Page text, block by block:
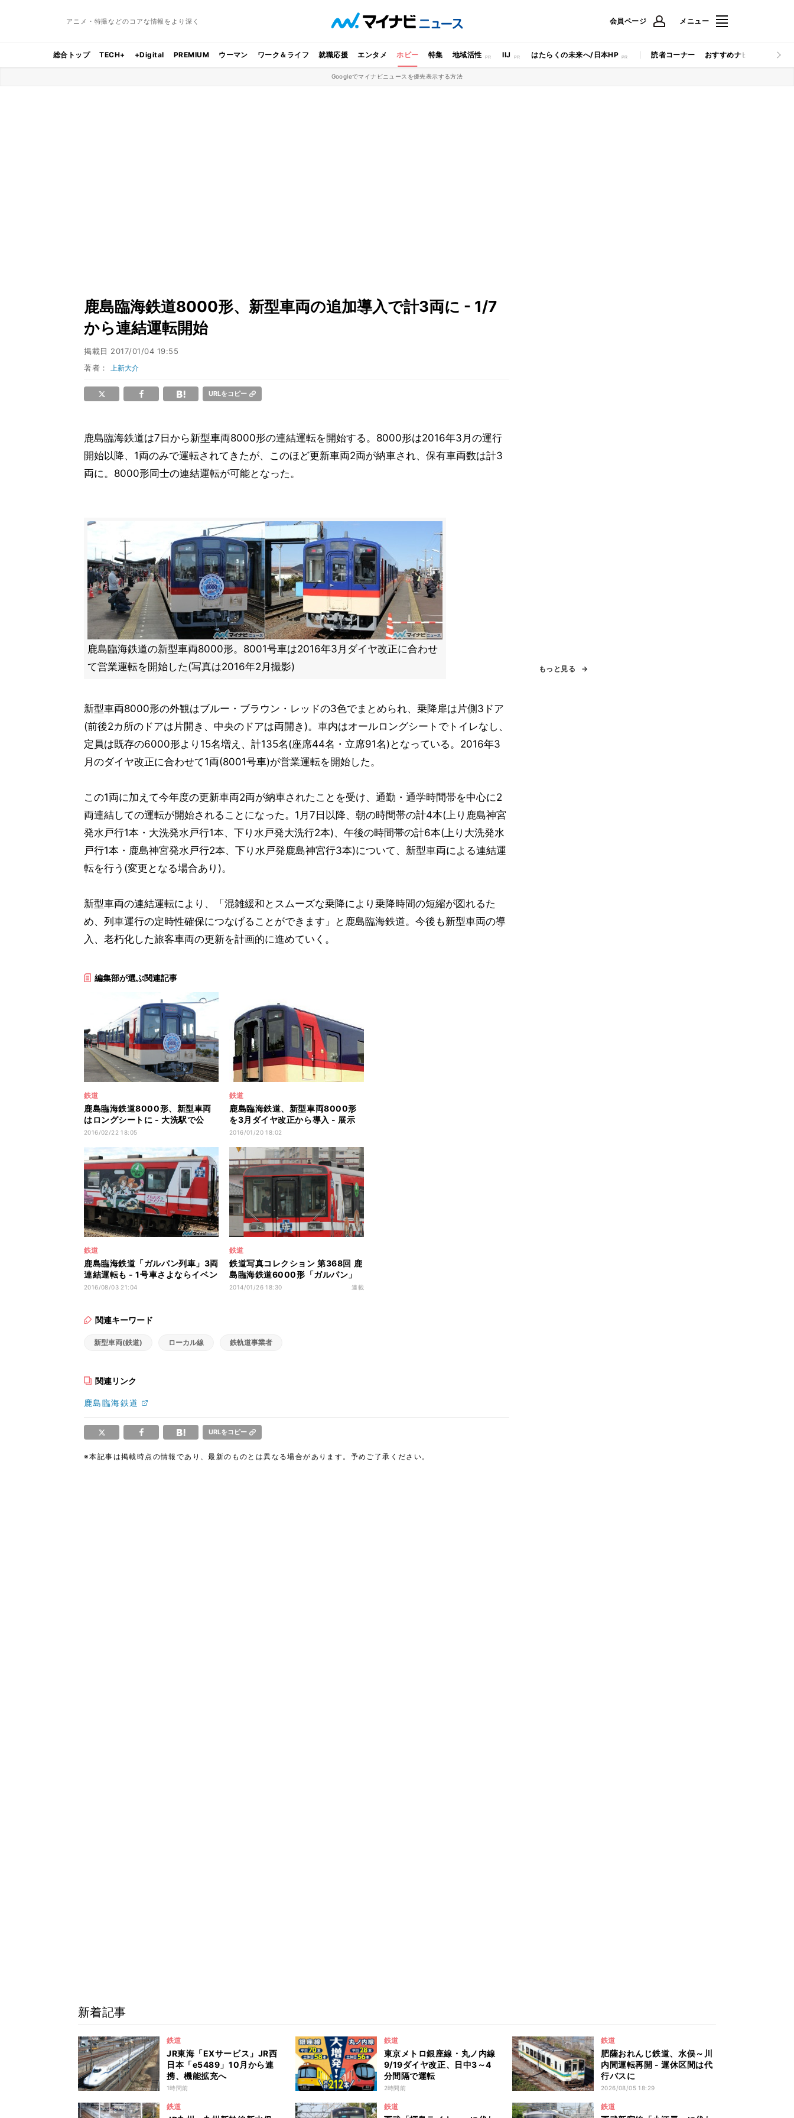
アニメ・特撮などのコアな情報をより深く 会員ページ メニュー
総合トップ TECH+ +Digital PREMIUM ウーマン ワーク＆ライフ 就職応援 エンタメ ホビー 特集 地域活性 IIJ はたらくの未来へ/日本HP 読者コーナー おすすめナビ マイナビ
Googleでマイナビニュースを優先表示する方法
鹿島臨海鉄道8000形、新型車両の追加導入で計3両に - 1/7
から連結運転開始
掲載日 2017/01/04 19:55
著者： 上新大介
URLをコピー
鹿島臨海鉄道は7日から新型車両8000形の連結運転を開始する。8000形は2016年3月の運行
開始以降、1両のみで運転されてきたが、このほど更新車両2両が納車され、保有車両数は計3
両に。8000形同士の連結運転が可能となった。
鹿島臨海鉄道の新型車両8000形。8001号車は2016年3月ダイヤ改正に合わせ
て営業運転を開始した(写真は2016年2月撮影)
新型車両8000形の外観はブルー・ブラウン・レッドの3色でまとめられ、乗降扉は片側3ドア
(前後2カ所のドアは片開き、中央のドアは両開き)。車内はオールロングシートでトイレなし、
定員は既存の6000形より15名増え、計135名(座席44名・立席91名)となっている。2016年3
月のダイヤ改正に合わせて1両(8001号車)が営業運転を開始した。
この1両に加えて今年度の更新車両2両が納車されたことを受け、通勤・通学時間帯を中心に2
両連結しての運転が開始されることになった。1月7日以降、朝の時間帯の計4本(上り鹿島神宮
発水戸行1本・大洗発水戸行1本、下り水戸発大洗行2本)、午後の時間帯の計6本(上り大洗発水
戸行1本・鹿島神宮発水戸行2本、下り水戸発鹿島神宮行3本)について、新型車両による連結運
転を行う(変更となる場合あり)。
新型車両の連結運転により、「混雑緩和とスムーズな乗降により乗降時間の短縮が図れるた
め、列車運行の定時性確保につなげることができます」と鹿島臨海鉄道。今後も新型車両の導
入、老朽化した旅客車両の更新を計画的に進めていく。
編集部が選ぶ関連記事
鉄道
鹿島臨海鉄道8000形、新型車両
はロングシートに - 大洗駅で公
開、写真42枚
2016/02/22 18:05
鉄道
鹿島臨海鉄道、新型車両8000形
を3月ダイヤ改正から導入 - 展示
会・試乗会も
2016/01/20 18:02
鉄道
鹿島臨海鉄道「ガルパン列車」3両
連結運転も - 1号車さよならイベン
ト開催
2016/08/03 21:04
鉄道
鉄道写真コレクション 第368回 鹿
島臨海鉄道6000形「ガルパン」
仕様ラッピング列車
2014/01/26 18:30 連載
関連キーワード
新型車両(鉄道) ローカル線 鉄軌道事業者
関連リンク
鹿島臨海鉄道
URLをコピー
※本記事は掲載時点の情報であり、最新のものとは異なる場合があります。予めご了承ください。
もっと見る
新着記事
鉄道
JR東海「EXサービス」JR西
日本「e5489」10月から連
携、機能拡充へ
1時間前
鉄道
東京メトロ銀座線・丸ノ内線
9/19ダイヤ改正、日中3～4
分間隔で運転
2時間前
鉄道
肥薩おれんじ鉄道、水俣～川
内間運転再開 - 運休区間は代
行バスに
2026/08/05 18:29
鉄道 鉄道 鉄道